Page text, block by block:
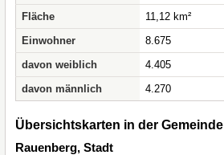
Fläche
11,12 km²
Einwohner
8.675
davon weiblich
4.405
davon männlich
4.270
Übersichtskarten in der Gemeinde
Rauenberg, Stadt